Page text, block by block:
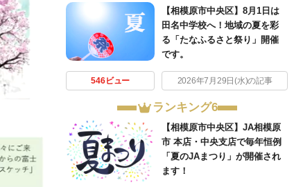
【相模原市中央区】8月1日は
田名中学校へ！地域の夏を彩
る「たなふるさと祭り」開催
です。
546ビュー 2026年7月29日(水)の記事
ランキング6
【相模原市中央区】JA相模原
市 本店・中央支店で毎年恒例
「夏のJAまつり」が開催され
ます！